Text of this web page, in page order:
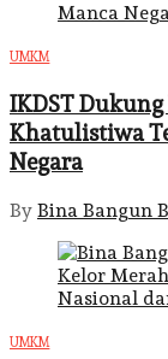
UMKM
IKDST
Khatulistiwa
Negara
By Bina Bangun
UMKM